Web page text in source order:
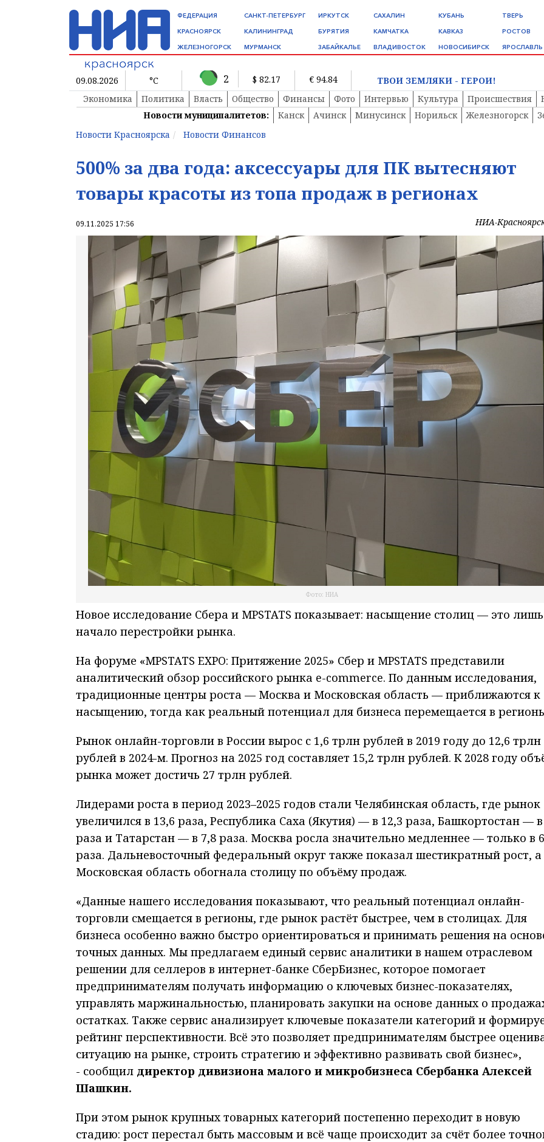
ФЕДЕРАЦИЯ
КРАСНОЯРСК
ЖЕЛЕЗНОГОРСК
САНКТ-ПЕТЕРБУРГ
КАЛИНИНГРАД
МУРМАНСК
ИРКУТСК
БУРЯТИЯ
ЗАБАЙКАЛЬЕ
САХАЛИН
КАМЧАТКА
ВЛАДИВОСТОК
КУБАНЬ
КАВКАЗ
НОВОСИБИРСК
ТВЕРЬ
РОСТОВ
ЯРОСЛАВЛЬ
09.08.2026 °C 2 $ 82.17 € 94.84
ТВОИ ЗЕМЛЯКИ - ГЕРОИ!
Экономика
Политика Власть Общество Финансы Фото Интервью Культура Происшествия
Новости муниципалитетов:
Канск Ачинск Минусинск Норильск Железногорск
Новости Красноярска
Новости Финансов
500% за два года: аксессуары для ПК вытесняют
товары красоты из топа продаж в регионах
09.11.2025 17:56 НИА-
Фото: НИА
Новое исследование Сбера и MPSTATS показывает: насыщение столиц — это лишь
начало перестройки рынка.
На форуме «MPSTATS EXPO: Притяжение 2025» Сбер и MPSTATS представили
аналитический обзор российского рынка e-commerce. По данным исследования,
традиционные центры роста — Москва и Московская область — приближаются к
насыщению, тогда как реальный потенциал для бизнеса перемещается в
Рынок онлайн-торговли в России вырос с 1,6 трлн рублей в 2019 году до 12,6 трлн
рублей в 2024-м. Прогноз на 2025 год составляет 15,2 трлн рублей. К 2028 году
рынка может достичь 27 трлн рублей.
Лидерами роста в период 2023–2025 годов стали Челябинская область, где рынок
увеличился в 13,6 раза, Республика Саха (Якутия) — в 12,3 раза, Башкортостан — в
раза и Татарстан — в 7,8 раза. Москва росла значительно медленнее — только в
раза. Дальневосточный федеральный округ также показал шестикратный рост, а
Московская область обогнала столицу по объёму продаж.
«Данные нашего исследования показывают, что реальный потенциал онлайн-
торговли смещается в регионы, где рынок растёт быстрее, чем в столицах. Для
бизнеса особенно важно быстро ориентироваться и принимать решения на
точных данных. Мы предлагаем единый сервис аналитики в нашем отраслевом
решении для селлеров в интернет-банке СберБизнес, которое помогает
предпринимателям получать информацию о ключевых бизнес-показателях,
управлять маржинальностью, планировать закупки на основе данных о
остатках. Также сервис анализирует ключевые показатели категорий и
рейтинг перспективности. Всё это позволяет предпринимателям быстрее
ситуацию на рынке, строить стратегию и эффективно развивать свой бизнес»,
- сообщил директор дивизиона малого и микробизнеса Сбербанка Алексей
Шашкин.
При этом рынок крупных товарных категорий постепенно переходит в новую
стадию: рост перестал быть массовым и всё чаще происходит за счёт более